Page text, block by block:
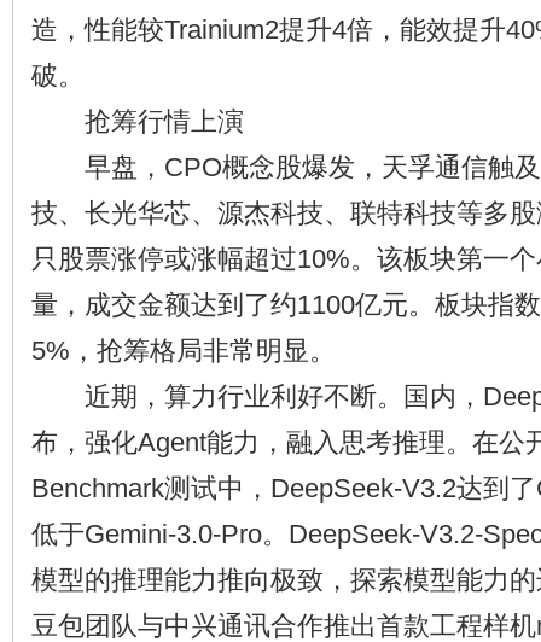
造，性能较Trainium2提升4倍，能效提升
破。
抢筹行情上演
早盘，CPO概念股爆发，天孚通信触及
技、长光华芯、源杰科技、联特科技等多
只股票涨停或涨幅超过10%。该板块第一
量，成交金额达到了约1100亿元。板块指
5%，抢筹格局非常明显。
近期，算力行业利好不断。国内，
布，强化Agent能力，融入思考推理。在公
Benchmark测试中，DeepSeek-V3.2达到
低于Gemini-3.0-Pro。DeepSeek-V3.2-
模型的推理能力推向极致，探索模型能力
豆包团队与中兴通讯合作推出首款工程样